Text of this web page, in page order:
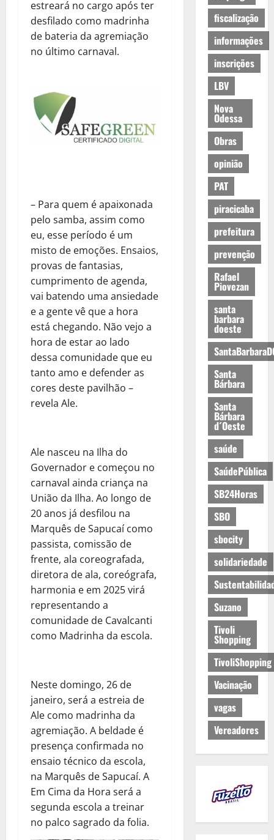
estreará no cargo após ter
desfilado como madrinha
de bateria da agremiação
no último carnaval.
– Para quem é apaixonada
pelo samba, assim como
eu, esse período é um
misto de emoções. Ensaios,
provas de fantasias,
cumprimento de agenda,
vai batendo uma ansiedade
e a gente vê que a hora
está chegando. Não vejo a
hora de estar ao lado
dessa comunidade que eu
tanto amo e defender as
cores deste pavilhão –
revela Ale.
Ale nasceu na Ilha do
Governador e começou no
carnaval ainda criança na
União da Ilha. Ao longo de
20 anos já desfilou na
Marquês de Sapucaí como
passista, comissão de
frente, ala coreografada,
diretora de ala, coreógrafa,
harmonia e em 2025 virá
representando a
comunidade de Cavalcanti
como Madrinha da escola.
Neste domingo, 26 de
janeiro, será a estreia de
Ale como madrinha da
agremiação. A beldade é
presença confirmada no
ensaio técnico da escola,
na Marquês de Sapucaí. A
Em Cima da Hora será a
segunda escola a treinar
no palco sagrado da folia.
fiscalização
informações
inscrições
LBV
Nova
Odessa
Obras
opinião
PAT
piracicaba
prefeitura
prevenção
Rafael
Piovezan
santa
barbara
doeste
Santa
Bárbara
Santa
Bárbara
d´Oeste
saúde
SaúdePública
SB24Horas
SBO
sbocity
solidariedade
Suzano
Tivoli
Shopping
TivoliShopping
Vacinação
vagas
Vereadores